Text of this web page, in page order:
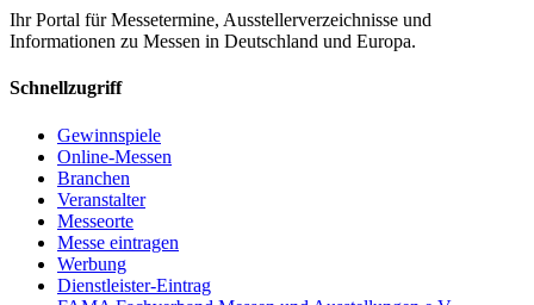
Ihr Portal für Messetermine, Ausstellerverzeichnisse und
Informationen zu Messen in Deutschland und Europa.
Schnellzugriff
Gewinnspiele
Online-Messen
Branchen
Veranstalter
Messeorte
Messe eintragen
Werbung
Dienstleister-Eintrag